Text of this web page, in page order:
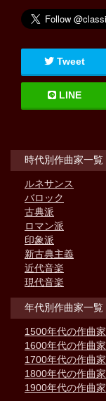
Tweet
LINE
時代別作曲家一覧
ルネサンス
バロック
古典派
ロマン派
印象派
新古典主義
近代音楽
現代音楽
年代別作曲家一覧
1500年代の作曲家
1600年代の作曲家
1700年代の作曲家
1800年代の作曲家
1900年代の作曲家